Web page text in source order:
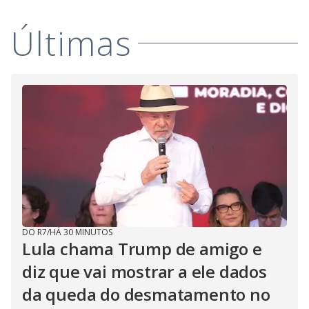
V
i
d
e
o
Últimas
DO R7/HÁ 30 MINUTOS
Lula chama Trump de amigo e
diz que vai mostrar a ele dados
da queda do desmatamento no